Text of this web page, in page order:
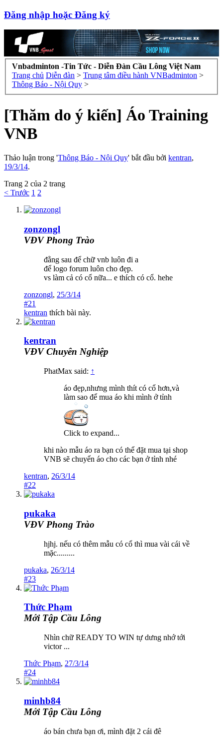
Đăng nhập hoặc Đăng ký
Vnbadminton -Tin Tức - Diễn Đàn Cầu Lông Việt Nam
Trang chủ Diễn đàn > Trung tâm điều hành VNBadminton >
Thông Báo - Nội Quy >
[Thăm do ý kiến] Áo Training
VNB
Thảo luận trong 'Thông Báo - Nội Quy' bắt đầu bởi kentran,
19/3/14.
Trang 2 của 2 trang
< Trước 1 2
zonzongl
VĐV Phong Trào
đằng sau để chữ vnb luôn đi a
để logo forum luôn cho đẹp.
vs làm cả có cổ nữa... e thích có cổ. hehe
zonzongl, 25/3/14
#21
kentran thích bài này.
kentran
VĐV Chuyên Nghiệp
PhatMax said: ↑
áo đẹp,nhưng mình thít có cổ hơn,và
làm sao để mua áo khi mình ở tỉnh
Click to expand...
khi nào mẫu áo ra bạn có thể đặt mua tại shop
VNB sẽ chuyển áo cho các bạn ở tỉnh nhé
kentran, 26/3/14
#22
pukaka
VĐV Phong Trào
hjhj. nếu có thêm mẫu có cổ thì mua vài cái về
mặc.........
pukaka, 26/3/14
#23
Thức Phạm
Mới Tập Cầu Lông
Nhìn chữ READY TO WIN tự dưng nhớ tới
victor ...
Thức Phạm, 27/3/14
#24
minhb84
Mới Tập Cầu Lông
áo bán chưa bạn ơi, mình đặt 2 cái đê